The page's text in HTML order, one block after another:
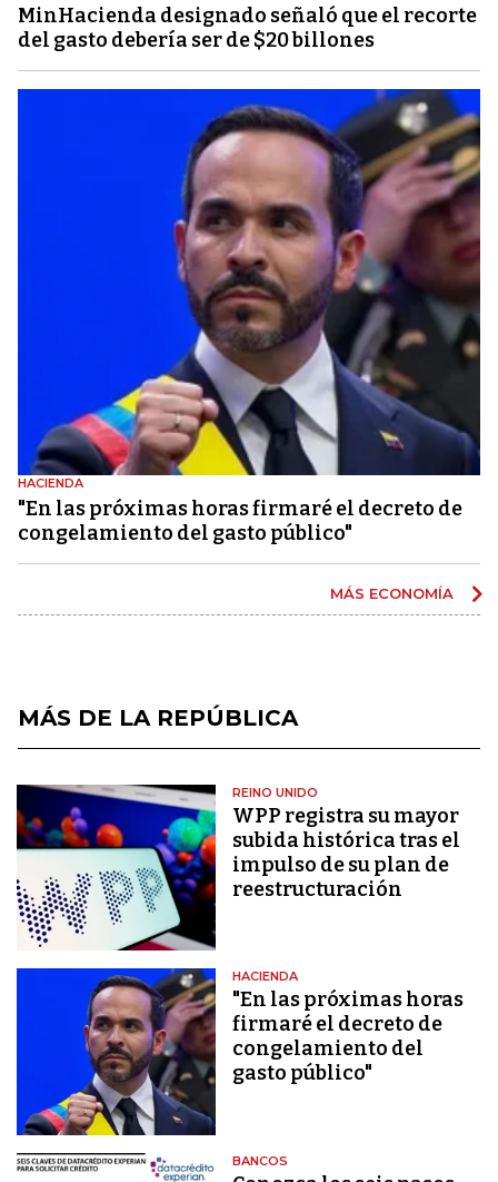
MinHacienda designado señaló que el recorte
del gasto debería ser de $20 billones
HACIENDA
"En las próximas horas firmaré el decreto de
congelamiento del gasto público"
MÁS ECONOMÍA
MÁS DE LA REPÚBLICA
REINO UNIDO
WPP registra su mayor
subida histórica tras el
impulso de su plan de
reestructuración
HACIENDA
"En las próximas horas
firmaré el decreto de
congelamiento del
gasto público"
BANCOS